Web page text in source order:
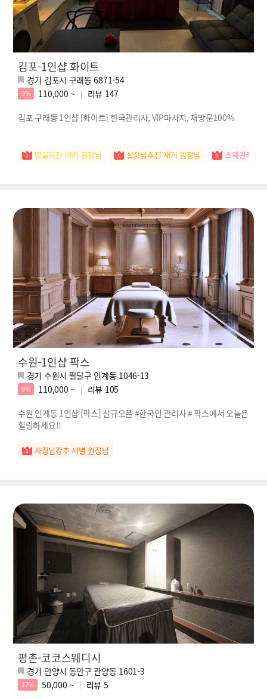
김포-1인샵 화이트
경기 김포시 구래동 6871-54
9% 110,000 ~ 리뷰 147
김포 구래동 1인샵 [화이트] 한국관리사, VIP마사지, 재방문100%
명불허전 마리 원장님 실장님추천 재희 원장님 스웨관리짱
수원-1인샵 팍스
경기 수원시 팔달구 인계동 1046-13
9% 110,000 ~ 리뷰 105
수원 인계동 1인샵 [팍스] 신규오픈 #한국인 관리사 # 팍스에서 오늘은
힐링하세요!!
사장님강추 새별 원장님
평촌-코코스웨디시
경기 안양시 동안구 관양동 1601-3
17% 50,000 ~ 리뷰 5